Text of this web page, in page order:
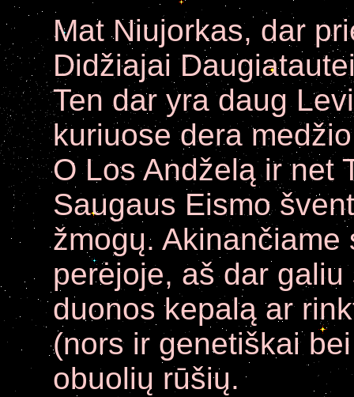
Mat Niujorkas, dar
Didžiajai
Ten dar yra daug
kuriuose dera
O Los Andželą ir net
Saugaus Eismo
žmogų.
perėjoje, aš dar
duonos kepalą ar
(nors ir genetiškai
obuolių rūšių.